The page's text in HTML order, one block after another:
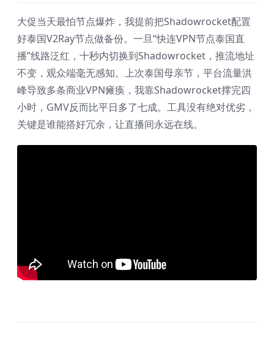
大促当天最怕节点爆炸，我提前把Shadowrocket配置
好泰国V2Ray节点做备份。一旦“快连VPN节点泰国直
播”线路泛红，十秒内切换到Shadowrocket，推流地址
不变，观众端毫无感知。上次泰国母亲节，平台流量洪
峰导致多条商业VPN瘫痪，我靠Shadowrocket撑完四
小时，GMV反而比平日多了七成。工具没有绝对优劣，
关键是谁能搭好冗余，让直播间永远在线。